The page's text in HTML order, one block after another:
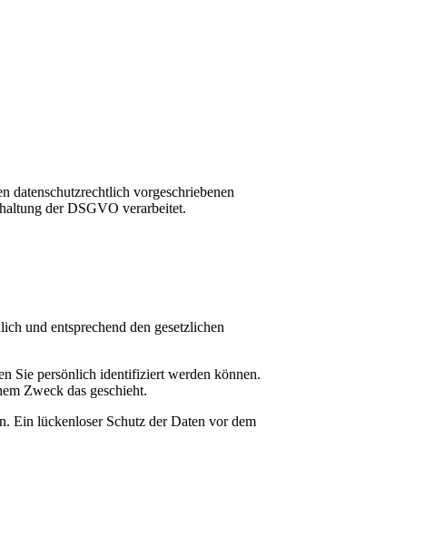
datenschutzrechtlich vorgeschriebenen
der DSGVO verarbeitet.
und entsprechend den gesetzlichen
Sie persönlich identifiziert werden können.
Zweck das geschieht.
Ein lückenloser Schutz der Daten vor dem